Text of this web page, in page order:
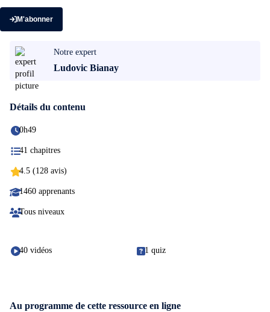
M'abonner
Notre expert
Ludovic Bianay
Détails du contenu
0h49
41 chapitres
4.5 (128 avis)
1460 apprenants
Tous niveaux
40 vidéos 1 quiz
Au programme de cette ressource en ligne